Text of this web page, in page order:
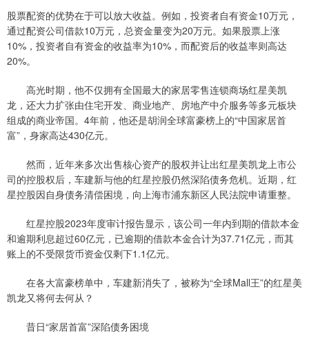
股票配资的优势在于可以放大收益。例如，投资者自有资金10万元，
通过配资公司借款10万元，总资金量变为20万元。如果股票上涨
10%，投资者自有资金的收益率为10%，而配资后的收益率则高达
20%。
高光时期，他不仅拥有全国最大的家居零售连锁商场红星美凯
龙，还大力扩张由住宅开发、商业地产、房地产中介服务等多元板块
组成的商业帝国。4年前，他还是胡润全球富豪榜上的“中国家居首
富”，身家高达430亿元。
然而，近年来多次出售核心资产的股权并让出红星美凯龙上市公
司的控股权后，车建新与他的红星控股仍然深陷债务危机。近期，红
星控股因自身债务清偿困境，向上海市浦东新区人民法院申请重整。
红星控股2023年度审计报告显示，该公司一年内到期的借款本金
和逾期利息超过60亿元，已逾期的借款本金合计为37.71亿元，而其
账上的不受限货币资金仅剩下1.1亿元。
在各大富豪榜单中，车建新消失了，被称为“全球Mall王”的红星美
凯龙又将何去何从？
昔日“家居首富”深陷债务困境